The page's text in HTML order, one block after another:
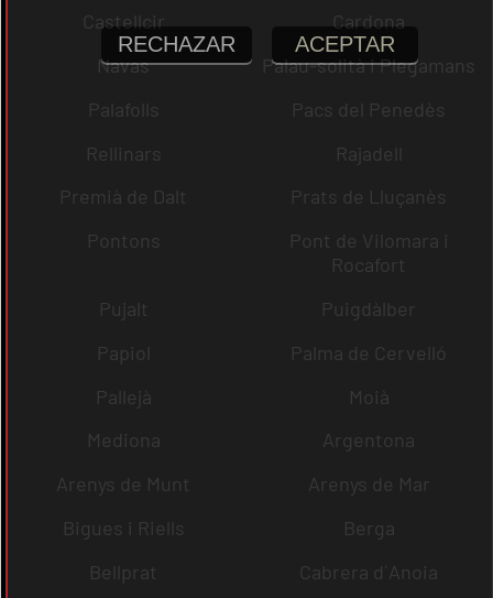
Castellcir
Cardona
Navas
Palau-solità i Plegamans
Palafolls
Pacs del Penedès
Rellinars
Rajadell
Premià de Dalt
Prats de Lluçanès
Pontons
Pont de Vilomara i
Rocafort
Pujalt
Puigdàlber
Papiol
Palma de Cervelló
Pallejà
Moià
Mediona
Argentona
Arenys de Munt
Arenys de Mar
Bigues i Riells
Berga
Bellprat
Cabrera d´Anoia
RECHAZAR ACEPTAR